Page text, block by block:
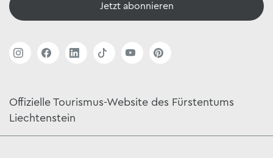
Jetzt abonnieren
Offizielle Tourismus-Website des Fürstentums
Liechtenstein